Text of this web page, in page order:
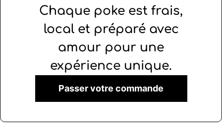
Chaque poke est frais,
local et préparé avec
amour pour une
expérience unique.
Passer votre commande